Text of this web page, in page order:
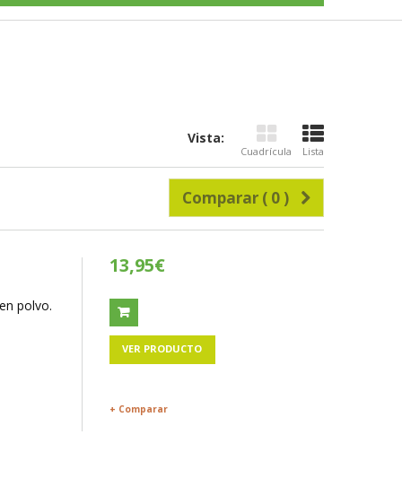
Vista:
Cuadrícula Lista
Comparar ( 0 )
polvo.
13,95€
VER PRODUCTO
+ Comparar